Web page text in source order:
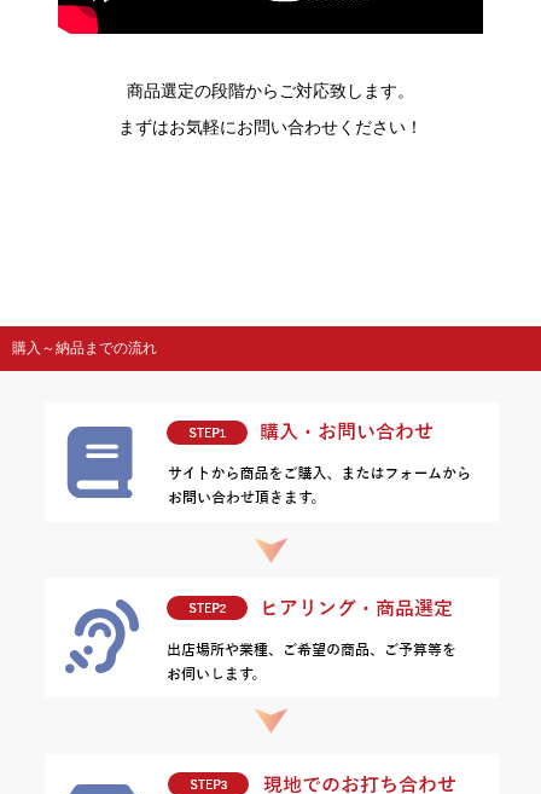
商品選定の段階からご対応致します。
まずはお気軽にお問い合わせください！
購入～納品までの流れ